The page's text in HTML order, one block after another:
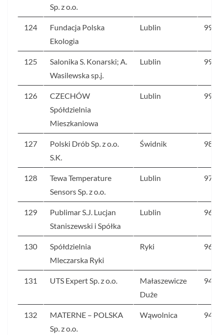
Sp. z o.o.
124
Fundacja Polska
Ekologia
Lublin 99,2
125
Salonika S. Konarski; A.
Wasilewska sp.j.
Lublin 99,2
126
CZECHÓW
Spółdzielnia
Mieszkaniowa
Lublin 99
127
Polski Drób Sp. z o.o.
S.K.
Świdnik 98
128
Tewa Temperature
Sensors Sp. z o.o.
Lublin 97,1
129
Publimar S.J. Lucjan
Staniszewski i Spółka
Lublin 96,5
130
Spółdzielnia
Mleczarska Ryki
Ryki 96,2
131 UTS Expert Sp. z o.o.
Małaszewicze
Duże
94,6
132
MATERNE – POLSKA
Sp. z o.o.
Wąwolnica 94,2